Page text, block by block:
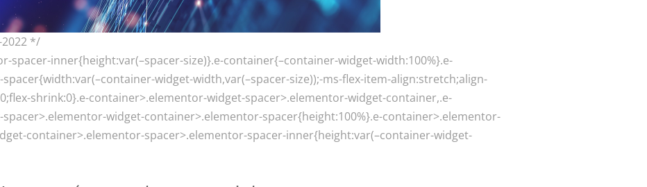
2022 */
spacer-inner{height:var(–spacer-size)}.e-container{–container-widget-width:100%}.e-
widget-width,var(–spacer-size));-ms-flex-item-align:stretch;align-
shrink:0}.e-container>.elementor-widget-spacer>.elementor-widget-container,.e-
widget-container>.elementor-spacer{height:100%}.e-container>.elementor-
container>.elementor-spacer>.elementor-spacer-inner{height:var(–container-widget-